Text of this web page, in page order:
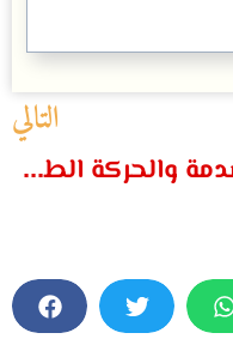
التالي
الصدمة والحركة الطلابية